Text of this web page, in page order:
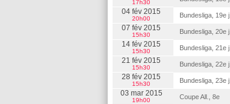
17h30
04 fév 2015
20h00 Bundesliga, 19e j.
07 fév 2015
15h30 Bundesliga, 20e j.
14 fév 2015
15h30 Bundesliga, 21e j.
21 fév 2015
15h30 Bundesliga, 22e j.
28 fév 2015
15h30 Bundesliga, 23e j.
03 mar 2015
19h00 Coupe All., 8e